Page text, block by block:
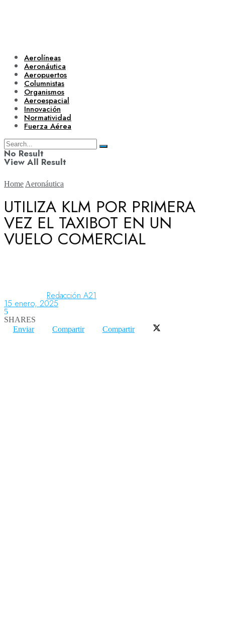
Aerolíneas
Aeronáutica
Aeropuertos
Columnistas
Organismos
Aeroespacial
Innovación
Normatividad
Fuerza Aérea
No Result
View All Result
Aerolíneas
Aeropuertos
Columnistas
Home Aeronáutica
UTILIZA KLM POR PRIMERA
VEZ EL TAXIBOT EN UN
VUELO COMERCIAL
Redacción A21
15 enero, 2025
5
SHARES
Enviar
Compartir Compartir